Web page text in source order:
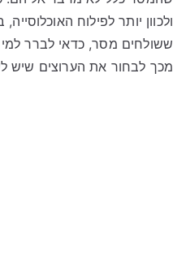
ולכוון יותר לפילוח
ששולחים מסר, כדאי לברר למי
מכך לבחור את הערוצים שיש